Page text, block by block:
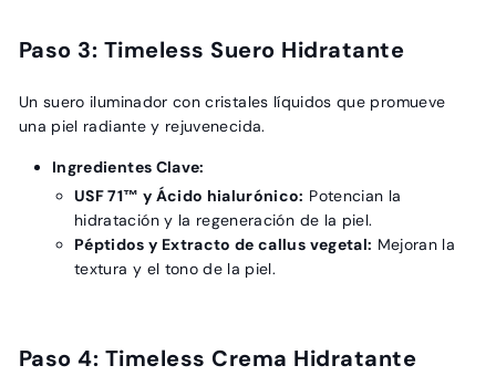
Paso 3: Timeless Suero Hidratante
Un suero iluminador con cristales líquidos que promueve
una piel radiante y rejuvenecida.
Ingredientes Clave:
USF 71™ y Ácido hialurónico: Potencian la
hidratación y la regeneración de la piel.
Péptidos y Extracto de callus vegetal: Mejoran la
textura y el tono de la piel.
Paso 4: Timeless Crema Hidratante